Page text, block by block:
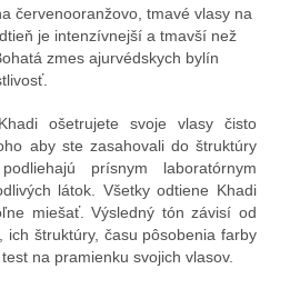
červenooranžovo, tmavé vlasy na
je intenzívnejší a tmavší než
zmes ajurvédskych bylín
ošetrujete svoje vlasy čisto
aby ste zasahovali do štruktúry
prísnym laboratórnym
látok. Všetky odtiene Khadi
miešať. Výsledný tón závisí od
ich štruktúry, času pôsobenia farby
na pramienku svojich vlasov.